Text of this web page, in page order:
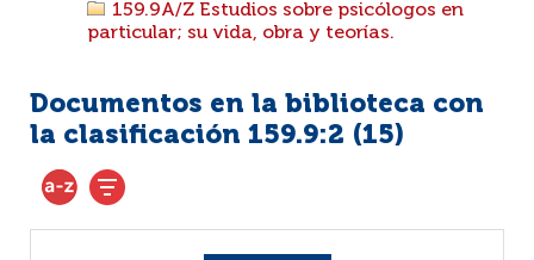
159.9A/Z Estudios sobre psicólogos en
particular; su vida, obra y teorías.
Documentos en la biblioteca con
la clasificación 159.9:2 (15)